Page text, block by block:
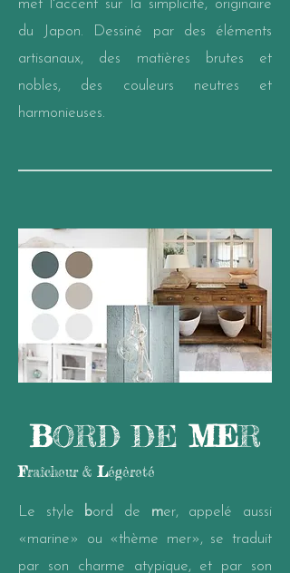
met l'accent sur la simplicité, originaire
du Japon. Dessiné par des éléments
artisanaux, des matières brutes et
nobles, des couleurs neutres et
harmonieuses.
BORD DE MER
Fraîcheur & Légèreté
Le style bord de mer, appelé aussi
«marine» ou «thème mer», se traduit
par son charme atypique, et par son